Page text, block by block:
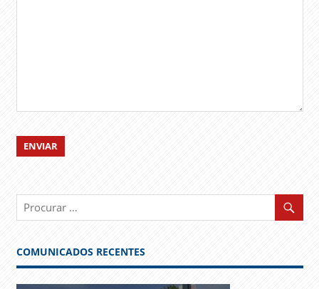
COMUNICADOS RECENTES